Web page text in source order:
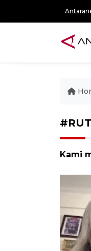
Kami